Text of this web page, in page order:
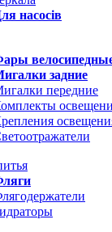
насосів
задние
передние